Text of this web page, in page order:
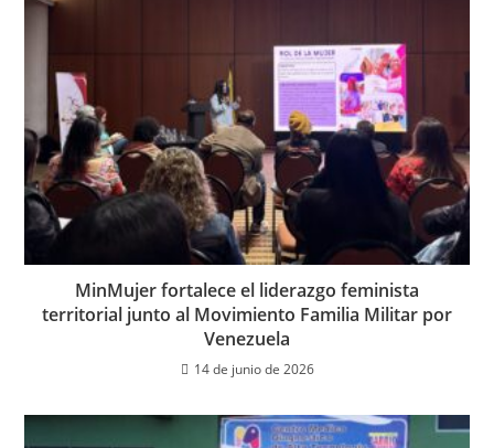
MinMujer fortalece el liderazgo feminista
territorial junto al Movimiento Familia Militar por
Venezuela
14 de junio de 2026